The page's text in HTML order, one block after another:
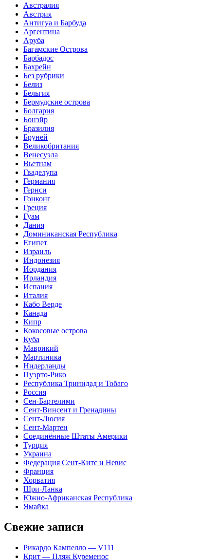
Австралия
Австрия
Антигуа и Барбуда
Аргентина
Аруба
Багамские Острова
Барбадос
Бахрейн
Без рубрики
Белиз
Бельгия
Бермудские острова
Болгария
Бонэйр
Бразилия
Бруней
Великобритания
Венесуэла
Вьетнам
Гваделупа
Германия
Гернси
Гонконг
Греция
Гуам
Дания
Доминиканская Республика
Египет
Израиль
Индонезия
Иордания
Ирландия
Испания
Италия
Кабо Верде
Канада
Кипр
Кокосовые острова
Куба
Маврикий
Мартиника
Нидерланды
Пуэрто-Рико
Республика Тринидад и Тобаго
Россия
Сен-Бартелими
Сент-Винсент и Гренадины
Сент-Люсия
Сент-Мартен
Соединённые Штаты Америки
Турция
Украина
Федерация Сент-Китс и Невис
Франция
Хорватия
Шри-Ланка
Южно-Африканская Республика
Ямайка
Свежие записи
Рикардо Кампелло — V111
Крит — Пляж Куременос